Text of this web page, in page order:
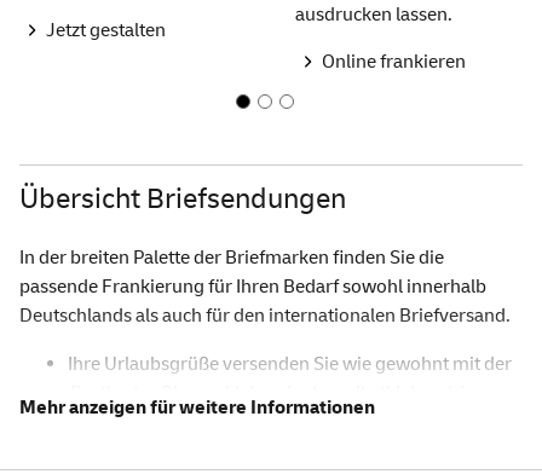
Jetzt gestalten
ausdrucken lassen.
Online frankieren
Übersicht Briefsendungen
In der breiten Palette der Briefmarken finden Sie die
passende Frankierung für Ihren Bedarf sowohl innerhalb
Deutschlands als auch für den internationalen Briefversand.
Ihre Urlaubsgrüße versenden Sie wie gewohnt mit der
Rollenform oder als Markenset - bei uns finden Sie eine